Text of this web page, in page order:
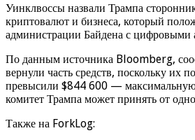
Уинклвоссы назвали Трампа
криптовалют и бизнеса, который
администрации Байдена с цифровыми
По данным источника Bloomberg,
вернули часть средств, поскольку их
превысили $844 600 —
комитет Трампа может принять от
Также на ForkLog: